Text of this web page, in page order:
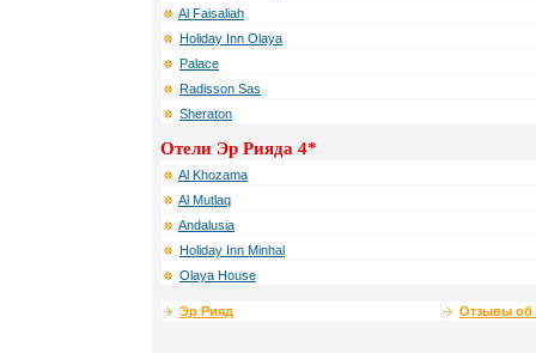
Al Faisaliah
Holiday Inn Olaya
Palace
Radisson Sas
Sheraton
Отели Эр Рияда 4*
Al Khozama
Al Mutlaq
Andalusia
Holiday Inn Minhal
Olaya House
Эр Рияд Отзывы об